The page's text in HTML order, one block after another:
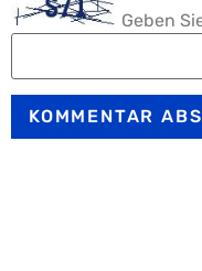
Geben